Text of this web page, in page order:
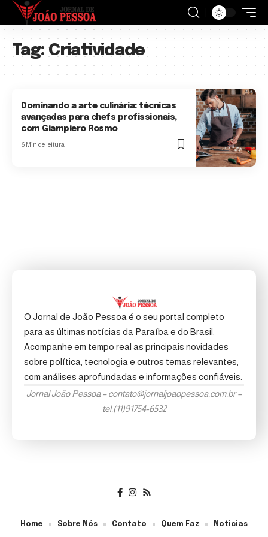
Tag: Criatividade
Dominando a arte culinária: técnicas
avançadas para chefs profissionais,
com Giampiero Rosmo
6 Min de leitura
O Jornal de João Pessoa é o seu portal completo
para as últimas notícias da Paraíba e do Brasil.
Acompanhe em tempo real as principais novidades
sobre política, tecnologia e outros temas relevantes,
com análises aprofundadas e informações confiáveis.
Jornal João Pessoa –contato@jornaljoaopessoa.com.br–
tel.(11)91754-6532
Home Sobre Nós Contato Quem Faz Noticias